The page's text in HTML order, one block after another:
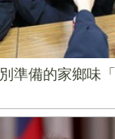
準備的家鄉味